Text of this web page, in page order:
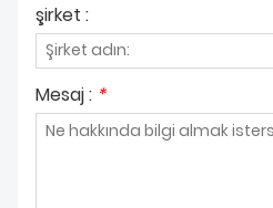
şirket :
Mesaj : *